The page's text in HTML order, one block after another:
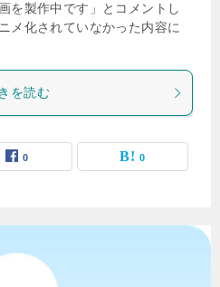
を製作中です」とコメントし
メ化されていなかった内容に
を読む
0 0